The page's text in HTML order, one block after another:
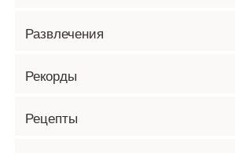
Развлечения
Рекорды
Рецепты